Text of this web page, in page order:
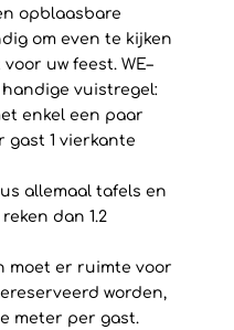
opblaasbare
om even te kijken
uw feest. WE–
vuistregel:
enkel een paar
1 vierkante
allemaal tafels en
dan 1.2
moet er ruimte voor
worden,
meter per gast.